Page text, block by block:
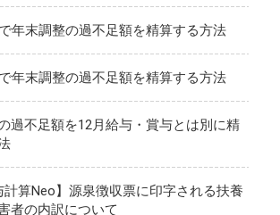
年末調整の過不足額を精算する方法
年末調整の過不足額を精算する方法
過不足額を12月給与・賞与とは別に精
計算Neo】源泉徴収票に印字される扶養
者の内訳について